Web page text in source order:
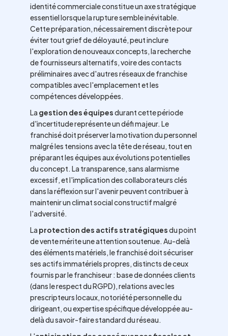
identité commerciale constitue un axe stratégique
essentiel lorsque la rupture semble inévitable.
Cette préparation, nécessairement discrète pour
éviter tout grief de déloyauté, peut inclure
l'exploration de nouveaux concepts, la recherche
de fournisseurs alternatifs, voire des contacts
préliminaires avec d'autres réseaux de franchise
compatibles avec l'emplacement et les
compétences développées.
La gestion des équipesdurant cette période
d'incertitude représente un défi majeur. Le
franchisé doit préserver la motivation du personnel
malgré les tensions avec la tête de réseau, tout en
préparant les équipes aux évolutions potentielles
du concept. La transparence, sans alarmisme
excessif, et l'implication des collaborateurs clés
dans la réflexion sur l'avenir peuvent contribuer à
maintenir un climat social constructif malgré
l'adversité.
La protection des actifs stratégiquesdu point
de vente mérite une attention soutenue. Au-delà
des éléments matériels, le franchisé doit sécuriser
ses actifs immatériels propres, distincts de ceux
fournis par le franchiseur : base de données clients
(dans le respect du RGPD), relations avec les
prescripteurs locaux, notoriété personnelle du
dirigeant, ou expertise spécifique développée au-
delà du savoir-faire standard du réseau.